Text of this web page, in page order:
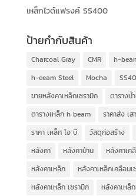
เหล็กไวด์แฟรงค์ SS400
ป้ายกำกับสินค้า
Charcoal Gray CMR
h-
h-eeam Steel
Mocha
ขายหลังคาเหล็กเซรามิก
ตารางน้
ตารางเหล็ก h beam
ราคาส่ง เ
ราคา เหล็ก ไอ บี
วัสดุก่อสร้าง
หลังคา
หลังคาบ้าน หลังคาเค
หลังคาเหล็ก
หลังคาเหล็กเคลือบเ
หลังคาเหล็ก เซรามิก
หลังคาเหล็